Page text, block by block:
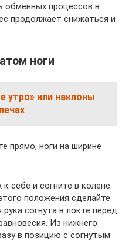
обменных процессов в
продолжает снижаться и
ноги
утро» или наклоны
прямо, ноги на ширине
себе и согните в колене.
положения сделайте
согнута в локте перед
Из нижнего
в позицию с согнутым